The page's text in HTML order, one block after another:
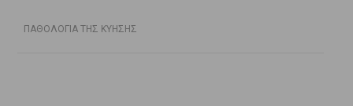
ΠΑΘΟΛΟΓΙΑ ΤΗΣ ΚΥΗΣΗΣ